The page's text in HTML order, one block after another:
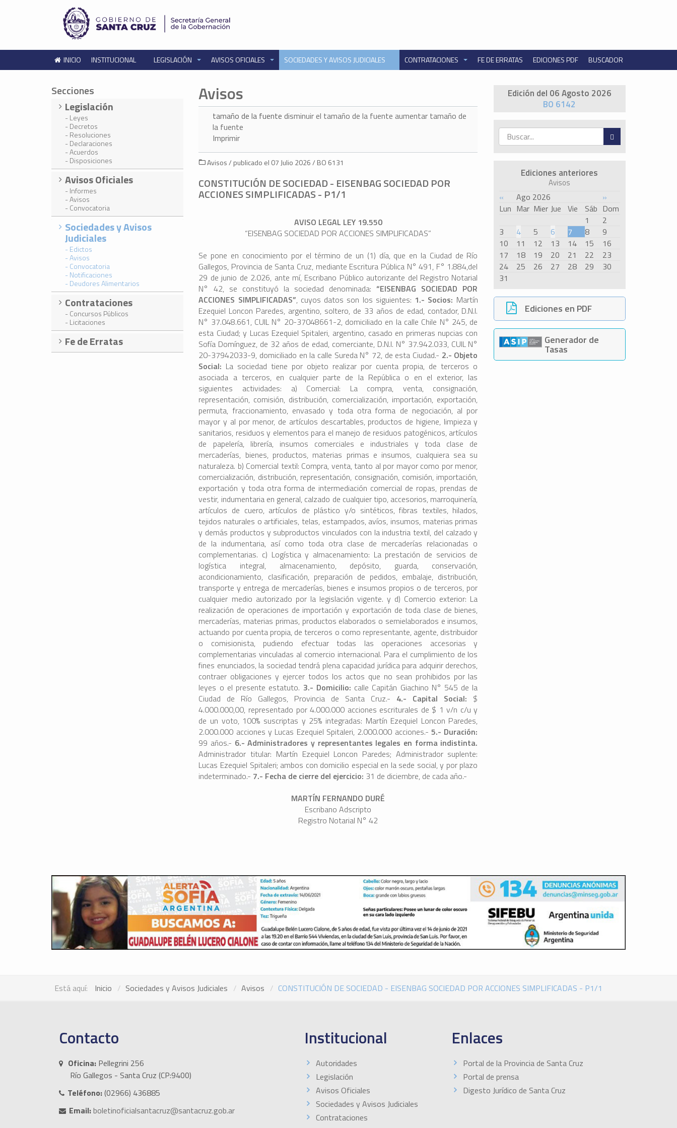
INICIO INSTITUCIONAL LEGISLACIÓN AVISOS OFICIALES SOCIEDADES Y AVISOS JUDICIALES CONTRATACIONES FE DE ERRATAS EDICIONES PDF BUSCADOR
Edición del 06 Agosto 2026
BO 6142
Ediciones anteriores
Avisos
« Ago 2026
»
Lun Mar Mier Jue Vie Sáb Dom
1
2
3
4 5 6 7 8
9
10
11 12 13 14 15
16
17
18 19 20 21 22
23
24
25 26 27 28 29
30
31
Ediciones en PDF
Generador de
Tasas
Secciones
Legislación
- Leyes
- Decretos
- Resoluciones
- Declaraciones
- Acuerdos
- Disposiciones
Avisos Oficiales
- Informes
- Avisos
- Convocatoria
Sociedades y Avisos
Judiciales
- Edictos
- Avisos
- Convocatoria
- Notificaciones
- Deudores Alimentarios
Contrataciones
- Concursos Públicos
- Licitaciones
Fe de Erratas
Avisos
tamaño de la fuente disminuir el tamaño de la fuente aumentar tamaño de
la fuente
Imprimir
Avisos / publicado el 07 Julio 2026 / BO 6131
CONSTITUCIÓN DE SOCIEDAD - EISENBAG SOCIEDAD POR
ACCIONES SIMPLIFICADAS - P1/1
AVISO LEGAL LEY 19.550
“EISENBAG SOCIEDAD POR ACCIONES SIMPLIFICADAS”
Se pone en conocimiento por el término de un (1) día, que en la Ciudad de Río
Gallegos, Provincia de Santa Cruz, mediante Escritura Pública N° 491, F° 1.884,del
29 de junio de 2.026, ante mí, Escribano Público autorizante del Registro Notarial
N° 42, se constituyó la sociedad denominada:“EISENBAG SOCIEDAD POR
ACCIONES SIMPLIFICADAS”, cuyos datos son los siguientes: 1.- Socios: Martín
Ezequiel Loncon Paredes, argentino, soltero, de 33 años de edad, contador, D.N.I.
N° 37.048.661, CUIL N° 20-37048661-2, domiciliado en la calle Chile N° 245, de
esta Ciudad; y Lucas Ezequiel Spitaleri, argentino, casado en primeras nupcias con
Sofía Domínguez, de 32 años de edad, comerciante, D.N.I. N° 37.942.033, CUIL N°
20-37942033-9, domiciliado en la calle Sureda N° 72, de esta Ciudad.- 2.- Objeto
Social: La sociedad tiene por objeto realizar por cuenta propia, de terceros o
asociada a terceros, en cualquier parte de la República o en el exterior, las
siguientes actividades: a) Comercial: La compra, venta, consignación,
representación, comisión, distribución, comercialización, importación, exportación,
permuta, fraccionamiento, envasado y toda otra forma de negociación, al por
mayor y al por menor, de artículos descartables, productos de higiene, limpieza y
sanitarios, residuos y elementos para el manejo de residuos patogénicos, artículos
de papelería, librería, insumos comerciales e industriales y toda clase de
mercaderías, bienes, productos, materias primas e insumos, cualquiera sea su
naturaleza. b) Comercial textil: Compra, venta, tanto al por mayor como por menor,
comercialización, distribución, representación, consignación, comisión, importación,
exportación y toda otra forma de intermediación comercial de ropas, prendas de
vestir, indumentaria en general, calzado de cualquier tipo, accesorios, marroquinería,
artículos de cuero, artículos de plástico y/o sintéticos, fibras textiles, hilados,
tejidos naturales o artificiales, telas, estampados, avíos, insumos, materias primas
y demás productos y subproductos vinculados con la industria textil, del calzado y
de la indumentaria, así como toda otra clase de mercaderías relacionadas o
complementarias. c) Logística y almacenamiento: La prestación de servicios de
logística integral, almacenamiento, depósito, guarda, conservación,
acondicionamiento, clasificación, preparación de pedidos, embalaje, distribución,
transporte y entrega de mercaderías, bienes e insumos propios o de terceros, por
cualquier medio autorizado por la legislación vigente. y d) Comercio exterior: La
realización de operaciones de importación y exportación de toda clase de bienes,
mercaderías, materias primas, productos elaborados o semielaborados e insumos,
actuando por cuenta propia, de terceros o como representante, agente, distribuidor
o comisionista, pudiendo efectuar todas las operaciones accesorias y
complementarias vinculadas al comercio internacional. Para el cumplimiento de los
fines enunciados, la sociedad tendrá plena capacidad jurídica para adquirir derechos,
contraer obligaciones y ejercer todos los actos que no sean prohibidos por las
leyes o el presente estatuto. 3.- Domicilio: calle Capitán Giachino N° 545 de la
Ciudad de Río Gallegos, Provincia de Santa Cruz.- 4.- Capital Social: $
4.000.000,00, representado por 4.000.000 acciones escriturales de $ 1 v/n c/u y
de un voto, 100% suscriptas y 25% integradas: Martín Ezequiel Loncon Paredes,
2.000.000 acciones y Lucas Ezequiel Spitaleri, 2.000.000 acciones.-5.- Duración:
99 años.- 6.- Administradores y representantes legales en forma indistinta.
Administrador titular: Martín Ezequiel Loncon Paredes; Administrador suplente:
Lucas Ezequiel Spitaleri; ambos con domicilio especial en la sede social, y por plazo
indeterminado.- 7.- Fecha de cierre del ejercicio: 31 de diciembre, de cada año.-
MARTÍN FERNANDO DURÉ
Escribano Adscripto
Registro Notarial N° 42
Está aquí: Inicio Sociedades y Avisos Judiciales Avisos CONSTITUCIÓN DE SOCIEDAD - EISENBAG SOCIEDAD POR ACCIONES SIMPLIFICADAS - P1/1
Contacto
Oficina: Pellegrini 256
Río Gallegos - Santa Cruz (CP:9400)
Teléfono:(02966) 436885
Email:boletinoficialsantacruz@santacruz.gob.ar
Institucional
Autoridades
Legislación
Avisos Oficiales
Sociedades y Avisos Judiciales
Contrataciones
Enlaces
Portal de la Provincia de Santa Cruz
Portal de prensa
Digesto Jurídico de Santa Cruz